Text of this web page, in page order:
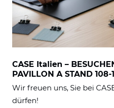
CASE Italien –
PAVILLON A STAND 108-
Wir freuen uns, Sie bei
dürfen!